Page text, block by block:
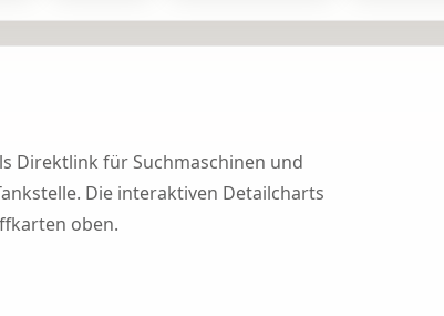
Direktlink für Suchmaschinen und
Die interaktiven Detailcharts
oben.